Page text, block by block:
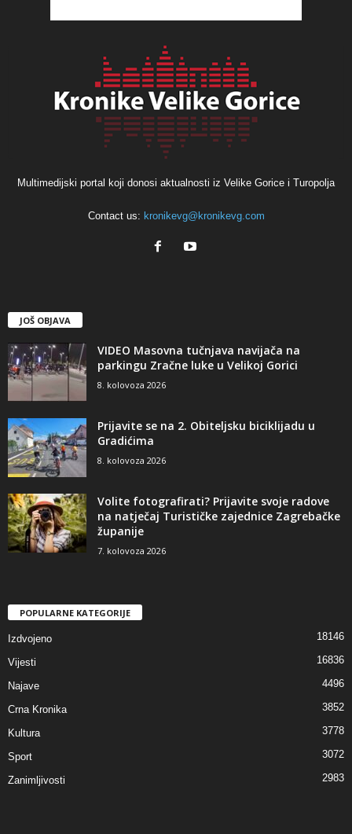
Multimedijski portal koji donosi aktualnosti iz Velike Gorice i Turopolja
Contact us: kronikevg@kronikevg.com
JOŠ OBJAVA
VIDEO Masovna tučnjava navijača na
parkingu Zračne luke u Velikoj Gorici
8. kolovoza 2026
Prijavite se na 2. Obiteljsku biciklijadu u
Gradićima
8. kolovoza 2026
Volite fotografirati? Prijavite svoje radove
na natječaj Turističke zajednice Zagrebačke
županije
7. kolovoza 2026
POPULARNE KATEGORIJE
Izdvojeno 18146
Vijesti 16836
Najave 4496
Crna Kronika 3852
Kultura 3778
Sport 3072
Zanimljivosti 2983